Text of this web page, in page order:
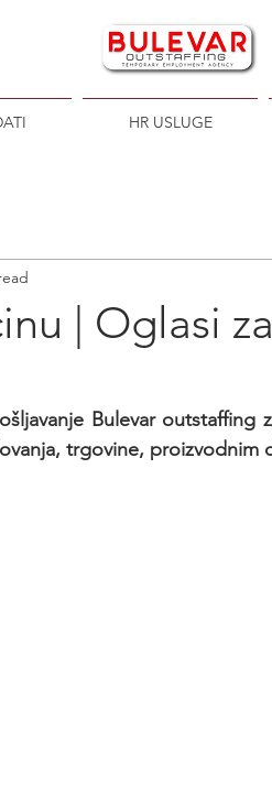
HR USLUGE
| Oglasi
Bulevar outstaffing
trgovine, proizvodnim